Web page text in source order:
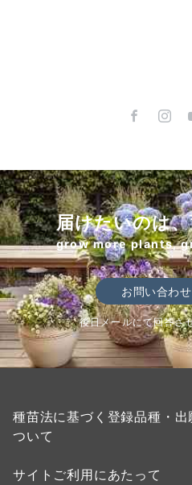
届けたいのは
grow more plants,
お問い合わ
後日メールにて回答さ
種苗法に基づく登録品種・
ついて
サイトご利用にあたって